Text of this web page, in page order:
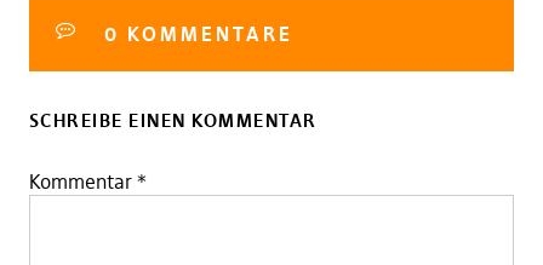
0 KOMMENTARE
SCHREIBE EINEN KOMMENTAR
Kommentar *